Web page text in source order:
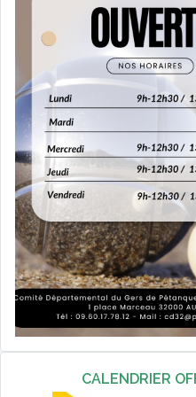
CALENDRIER